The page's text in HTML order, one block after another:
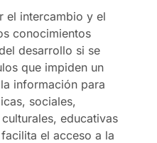
el intercambio y el
conocimientos
desarrollo si se
que impiden un
información para
sociales,
educativas
el acceso a la